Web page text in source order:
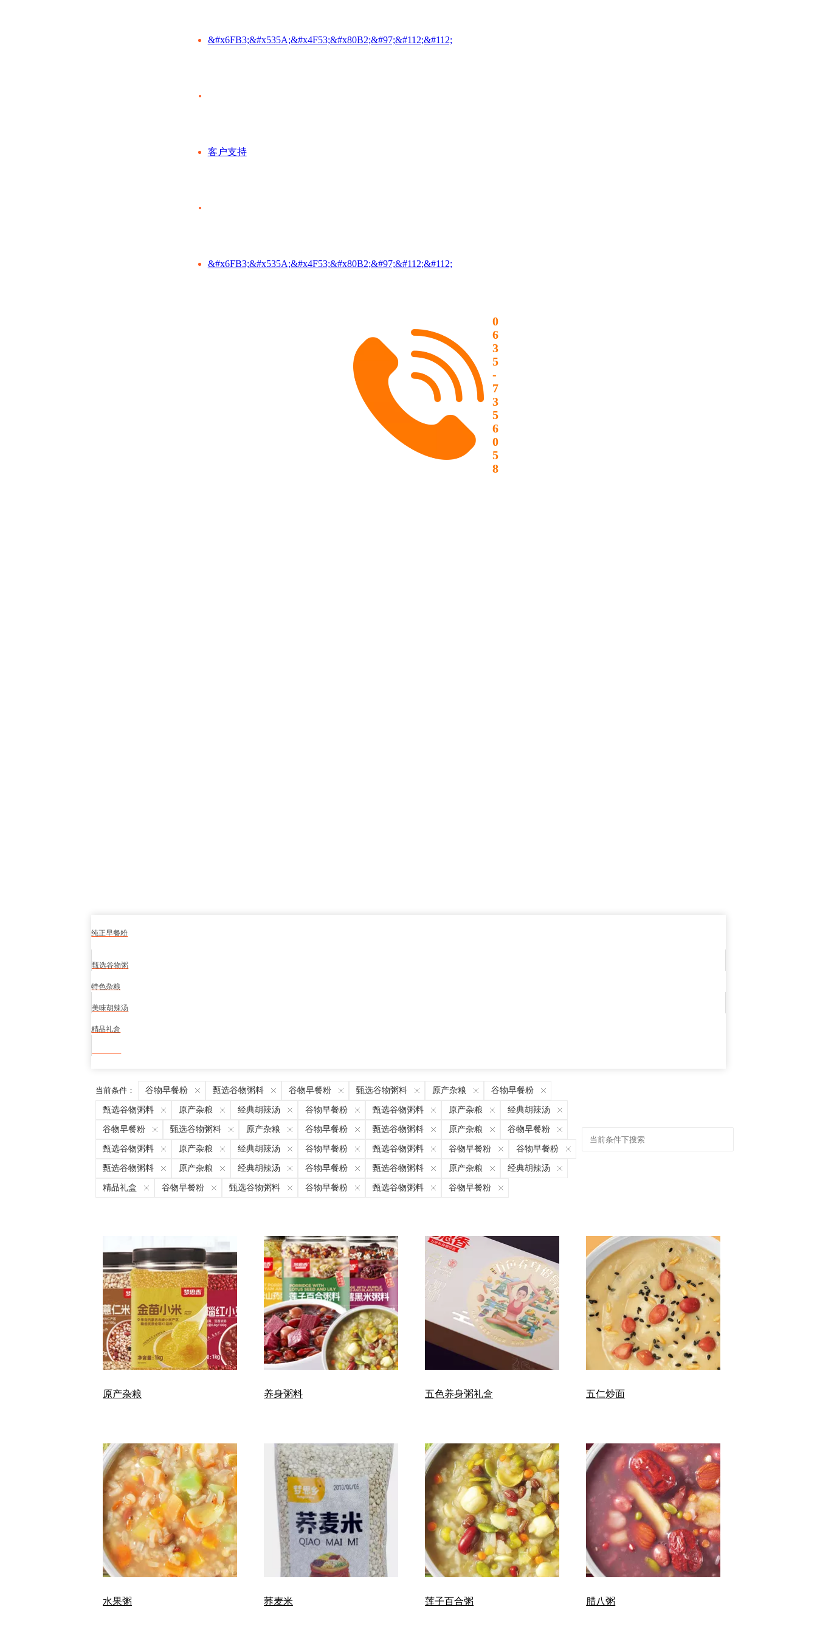
&#x6FB3;&#x535A;&#x4F53;&#x80B2;&#97;&#112;&#112;
客户支持
&#x6FB3;&#x535A;&#x4F53;&#x80B2;&#97;&#112;&#112;
0
6
3
5
-
7
3
5
6
0
5
8
纯正早餐粉
甄选谷物粥
特色杂粮
美味胡辣汤
精品礼盒
当前条件： 谷物早餐粉 甄选谷物粥料 谷物早餐粉 甄选谷物粥料 原产杂粮 谷物早餐粉
甄选谷物粥料 原产杂粮 经典胡辣汤 谷物早餐粉 甄选谷物粥料 原产杂粮 经典胡辣汤
谷物早餐粉 甄选谷物粥料 原产杂粮 谷物早餐粉 甄选谷物粥料 原产杂粮 谷物早餐粉
甄选谷物粥料 原产杂粮 经典胡辣汤 谷物早餐粉 甄选谷物粥料 谷物早餐粉 谷物早餐粉
甄选谷物粥料 原产杂粮 经典胡辣汤 谷物早餐粉 甄选谷物粥料 原产杂粮 经典胡辣汤
精品礼盒 谷物早餐粉 甄选谷物粥料 谷物早餐粉 甄选谷物粥料 谷物早餐粉
原产杂粮 养身粥料 五色养身粥礼盒 五仁炒面
水果粥 荞麦米 莲子百合粥 腊八粥